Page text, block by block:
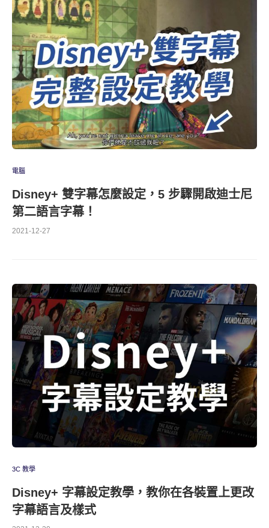
電腦
Disney+ 雙字幕怎麼設定，5 步驟開啟迪士尼
第二語言字幕！
2021-12-27
3C 教學
Disney+ 字幕設定教學，教你在各裝置上更改
字幕語言及樣式